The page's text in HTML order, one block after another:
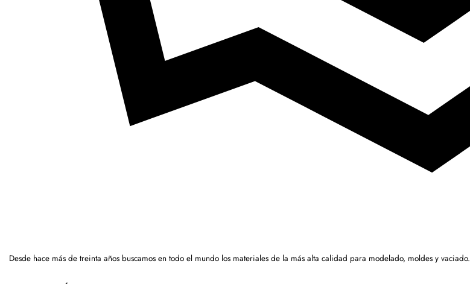
Desde hace más de treinta años buscamos en todo el mundo los materiales de la más alta calidad para modelado, moldes y vaciado.